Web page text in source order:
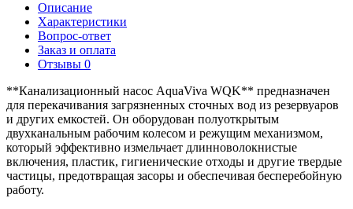
Описание
Характеристики
Вопрос-ответ
Заказ и оплата
Отзывы 0
**Канализационный насос AquaViva WQK** предназначен
для перекачивания загрязненных сточных вод из резервуаров
и других емкостей. Он оборудован полуоткрытым
двухканальным рабочим колесом и режущим механизмом,
который эффективно измельчает длинноволокнистые
включения, пластик, гигиенические отходы и другие твердые
частицы, предотвращая засоры и обеспечивая бесперебойную
работу.